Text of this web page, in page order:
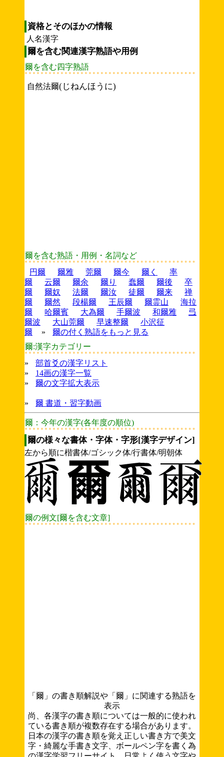
資格とそのほかの情報
人名漢字
爾を含む関連漢字熟語や用例
爾を含む四字熟語
自然法爾(じねんほうに)
爾を含む熟語・用例・名詞など
円爾
爾雅 莞爾 爾今 爾く
率
爾
云爾 爾余 爾り 蠢爾 爾後
卒
爾
爾奴 法爾 爾汝 徒爾 爾来
禅
爾
爾然 段楊爾 王辰爾 爾霊山
海拉
爾
哈爾賓 大為爾 手爾波 和爾雅
弖
爾波
大山莞爾 早速整爾
小沢征
爾
»
爾の付く熟語をもっと見る
爾:漢字カテゴリー
»
部首爻の漢字リスト
»
14画の漢字一覧
»
爾の文字拡大表示
» 爾 書道・習字動画
爾：今年の漢字(各年度の順位)
爾の様々な書体・字体・字形[漢字デザイン]
左から順に楷書体/ゴシック体/行書体/明朝体
爾の例文[爾を含む文章]
「爾」の書き順解説や「爾」に関連する熟語を
表示
尚、各漢字の書き順については一般的に使われ
ている書き順が複数存在する場合があります。
日本の漢字の書き順を覚え正しい書き方で美文
字・綺麗な手書き文字、ボールペン字を書く為